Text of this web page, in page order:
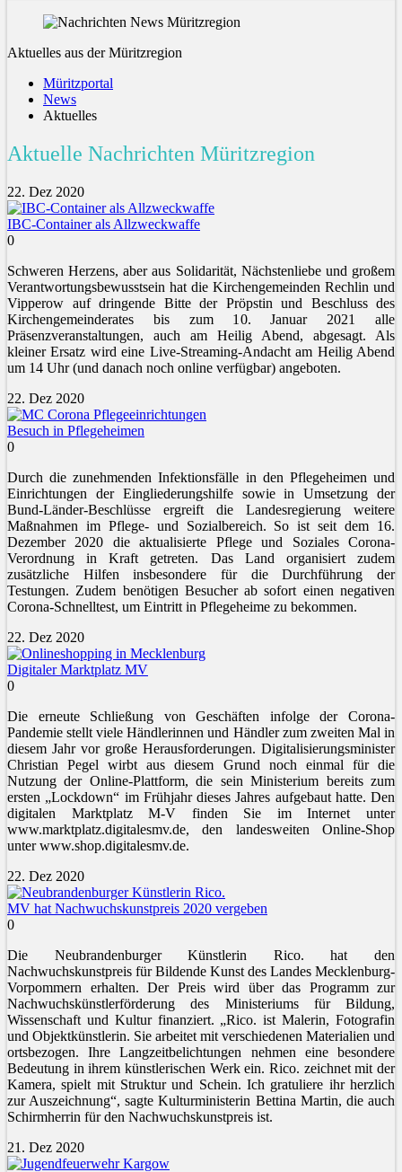
Aktuelles aus der Müritzregion
Müritzportal
News
Aktuelles
Aktuelle Nachrichten Müritzregion
22. Dez 2020
IBC-Container als Allzweckwaffe
0
Schweren Herzens, aber aus Solidarität, Nächstenliebe und großem
Verantwortungsbewusstsein hat die Kirchengemeinden Rechlin und
Vipperow auf dringende Bitte der Pröpstin und Beschluss des
Kirchengemeinderates bis zum 10. Januar 2021 alle
Präsenzveranstaltungen, auch am Heilig Abend, abgesagt. Als
kleiner Ersatz wird eine Live-Streaming-Andacht am Heilig Abend
um 14 Uhr (und danach noch online verfügbar) angeboten.
22. Dez 2020
Besuch in Pflegeheimen
0
Durch die zunehmenden Infektionsfälle in den Pflegeheimen und
Einrichtungen der Eingliederungshilfe sowie in Umsetzung der
Bund-Länder-Beschlüsse ergreift die Landesregierung weitere
Maßnahmen im Pflege- und Sozialbereich. So ist seit dem 16.
Dezember 2020 die aktualisierte Pflege und Soziales Corona-
Verordnung in Kraft getreten. Das Land organisiert zudem
zusätzliche Hilfen insbesondere für die Durchführung der
Testungen. Zudem benötigen Besucher ab sofort einen negativen
Corona-Schnelltest, um Eintritt in Pflegeheime zu bekommen.
22. Dez 2020
Digitaler Marktplatz MV
0
Die erneute Schließung von Geschäften infolge der Corona-
Pandemie stellt viele Händlerinnen und Händler zum zweiten Mal in
diesem Jahr vor große Herausforderungen. Digitalisierungsminister
Christian Pegel wirbt aus diesem Grund noch einmal für die
Nutzung der Online-Plattform, die sein Ministerium bereits zum
ersten „Lockdown“ im Frühjahr dieses Jahres aufgebaut hatte. Den
digitalen Marktplatz M-V finden Sie im Internet unter
www.marktplatz.digitalesmv.de, den landesweiten Online-Shop
unter www.shop.digitalesmv.de.
22. Dez 2020
MV hat Nachwuchskunstpreis 2020 vergeben
0
Die Neubrandenburger Künstlerin Rico. hat den
Nachwuchskunstpreis für Bildende Kunst des Landes Mecklenburg-
Vorpommern erhalten. Der Preis wird über das Programm zur
Nachwuchskünstlerförderung des Ministeriums für Bildung,
Wissenschaft und Kultur finanziert. „Rico. ist Malerin, Fotografin
und Objektkünstlerin. Sie arbeitet mit verschiedenen Materialien und
ortsbezogen. Ihre Langzeitbelichtungen nehmen eine besondere
Bedeutung in ihrem künstlerischen Werk ein. Rico. zeichnet mit der
Kamera, spielt mit Struktur und Schein. Ich gratuliere ihr herzlich
zur Auszeichnung“, sagte Kulturministerin Bettina Martin, die auch
Schirmherrin für den Nachwuchskunstpreis ist.
21. Dez 2020